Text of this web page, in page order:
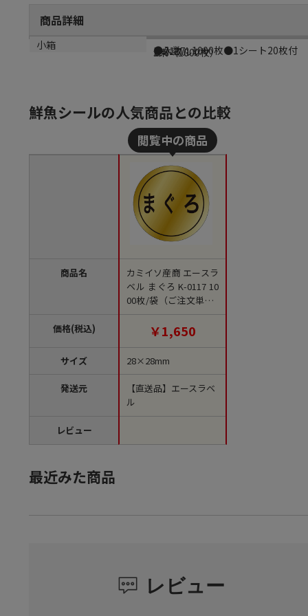
商品詳細
商品説明
●入数：1000枚●1シート20枚付
メーカー品番
K-0117
材質
金ホイルツヤ
小箱
1束（1000枚）
鮮魚シールの人気商品との比較
商品名
価格(税込)
サイズ
発送元
レビュー
カミイソ産商 エースラ
ベル まぐろ K-0117 10
00枚/袋（ご注文単位1
袋）【直送品】
￥1,650
28×28mm
【直送品】エースラベ
ル
最近みた商品
レビュー